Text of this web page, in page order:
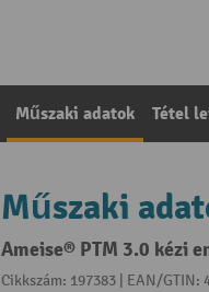
Műszaki adatok Tétel
Műszaki
Ameise® PTM 3.0 kézi
Cikkszám: 197383 | EAN/GTIN: